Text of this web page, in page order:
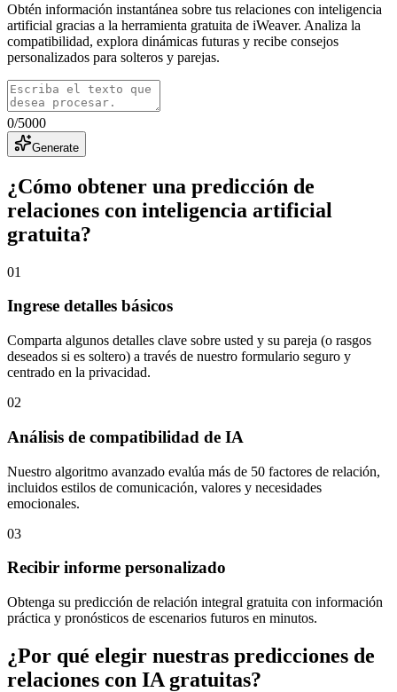
Obtén información instantánea sobre tus relaciones con inteligencia
artificial gracias a la herramienta gratuita de iWeaver. Analiza la
compatibilidad, explora dinámicas futuras y recibe consejos
personalizados para solteros y parejas.
0/5000
Generate
¿Cómo obtener una predicción de
relaciones con inteligencia artificial
gratuita?
01
Ingrese detalles básicos
Comparta algunos detalles clave sobre usted y su pareja (o rasgos
deseados si es soltero) a través de nuestro formulario seguro y
centrado en la privacidad.
02
Análisis de compatibilidad de IA
Nuestro algoritmo avanzado evalúa más de 50 factores de relación,
incluidos estilos de comunicación, valores y necesidades
emocionales.
03
Recibir informe personalizado
Obtenga su predicción de relación integral gratuita con información
práctica y pronósticos de escenarios futuros en minutos.
¿Por qué elegir nuestras predicciones de
relaciones con IA gratuitas?